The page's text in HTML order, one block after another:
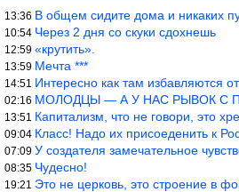
13:36 В общем сидите дома и никаких
10:54 Через 2 дня со скуки сдохнешь
12:59 «крутить».
13:59 Мечта ***
14:51 Интересно как там избавляются от
02:16 МОЛОДЦЫ — А У НАС РЫВОК С
13:51 Капитализм, что не говори, это
09:04 Класс! Надо их присоеденить к
07:09 У создателя замечательное
08:35 Чудесно!
19:21 Это не церковь, это строение в